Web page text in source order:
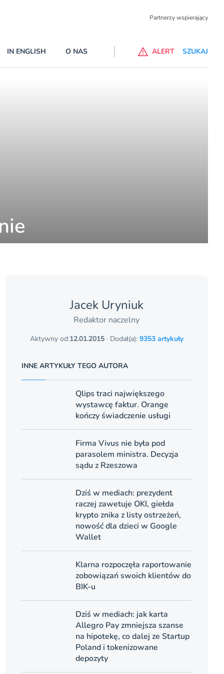
Partnerzy wspierający
IN ENGLISH O NAS ALERT SZUKAJ
Jacek Uryniuk
Redaktor naczelny
Aktywny od:12.01.2015· Dodał(a): 9353 artykuły
INNE ARTYKUŁY TEGO AUTORA
Qlips traci największego
wystawcę faktur. Orange
kończy świadczenie usługi
Firma Vivus nie była pod
parasolem ministra. Decyzja
sądu z Rzeszowa
Dziś w mediach: prezydent
raczej zawetuje OKI, giełda
krypto znika z listy ostrzeżeń,
nowość dla dzieci w Google
Wallet
Klarna rozpoczęła raportowanie
zobowiązań swoich klientów do
BIK-u
Dziś w mediach: jak karta
Allegro Pay zmniejsza szanse
na hipotekę, co dalej ze Startup
Poland i tokenizowane
depozyty